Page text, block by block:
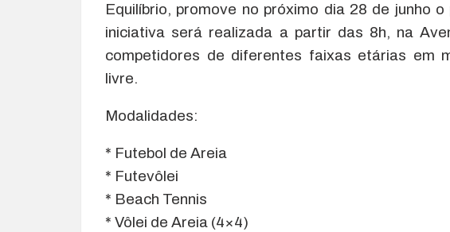
Equilíbrio, promove no próximo dia 28 de junho
iniciativa será realizada a partir das 8h, na
competidores de diferentes faixas etárias em
livre.
Modalidades:
* Futebol de Areia
* Futevôlei
* Beach Tennis
* Vôlei de Areia (4×4)